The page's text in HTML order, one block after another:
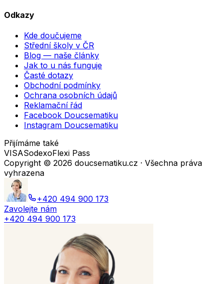
Odkazy
Kde doučujeme
Střední školy v ČR
Blog — naše články
Jak to u nás funguje
Časté dotazy
Obchodní podmínky
Ochrana osobních údajů
Reklamační řád
Facebook Doucsematiku
Instagram Doucsematiku
Přijímáme také
VISASodexoFlexi Pass
Copyright © 2026 doucsematiku.cz · Všechna práva
vyhrazena
+420 494 900 173
Zavolejte nám
+420 494 900 173